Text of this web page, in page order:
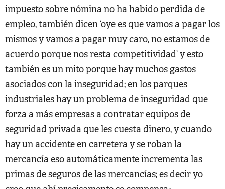
impuesto sobre nómina no ha habido perdida de
empleo, también dicen ‘oye es que vamos a pagar los
mismos y vamos a pagar muy caro, no estamos de
acuerdo porque nos resta competitividad’ y esto
también es un mito porque hay muchos gastos
asociados con la inseguridad; en los parques
industriales hay un problema de inseguridad que
forza a más empresas a contratar equipos de
seguridad privada que les cuesta dinero, y cuando
hay un accidente en carretera y se roban la
mercancía eso automáticamente incrementa las
primas de seguros de las mercancías; es decir yo